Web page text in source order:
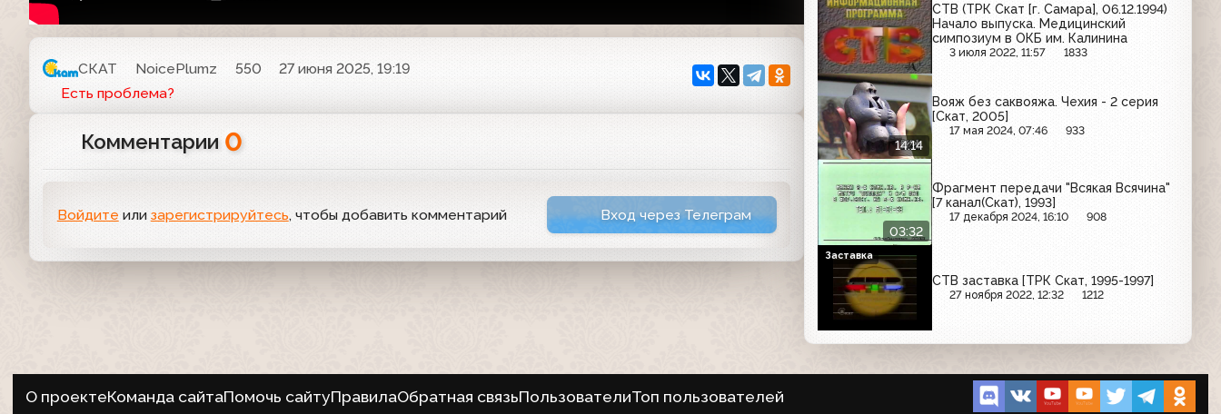
СКАТ NoicePlumz 550
27 июня 2025, 19:19
Есть проблема?
Комментарии 0
Войдите или зарегистрируйтесь, чтобы добавить комментарий Вход через Телеграм
СТВ (ТРК Скат [г. Самара], 06.12.1994)
Начало выпуска. Медицинский
симпозиум в ОКБ им. Калинина
3 июля 2022, 11:57 1833
14:14
Вояж без саквояжа. Чехия - 2 серия
[Скат, 2005]
17 мая 2024, 07:46 933
03:32
Фрагмент передачи "Всякая Всячина"
[7 канал(Скат), 1993]
17 декабря 2024, 16:10 908
СТВ заставка [ТРК Скат, 1995-1997]
27 ноября 2022, 12:32 1212
Заставка
О проектеКоманда сайтаПомочь сайтуПравилаОбратная связьПользователиТоп пользователей